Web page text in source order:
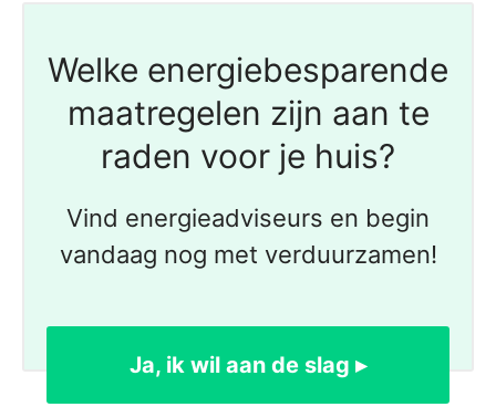
Welke energiebesparende
maatregelen zijn aan te
raden voor je huis?
Vind energieadviseurs en begin
vandaag nog met verduurzamen!
Ja, ik wil aan de slag ▸